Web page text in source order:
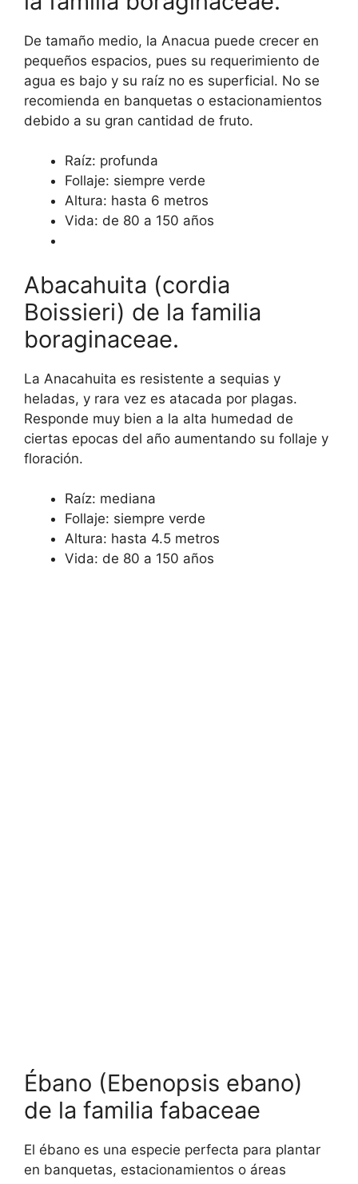
De tamaño medio, la Anacua puede crecer en
pequeños espacios, pues su requerimiento de
agua es bajo y su raíz no es superficial. No se
recomienda en banquetas o estacionamientos
debido a su gran cantidad de fruto.
Raíz: profunda
Follaje: siempre verde
Altura: hasta 6 metros
Vida: de 80 a 150 años
Abacahuita (cordia
Boissieri) de la familia
boraginaceae.
La Anacahuita es resistente a sequias y
heladas, y rara vez es atacada por plagas.
Responde muy bien a la alta humedad de
ciertas epocas del año aumentando su follaje y
floración.
Raíz: mediana
Follaje: siempre verde
Altura: hasta 4.5 metros
Vida: de 80 a 150 años
Ébano (Ebenopsis ebano)
de la familia fabaceae
El ébano es una especie perfecta para plantar
en banquetas, estacionamientos o áreas